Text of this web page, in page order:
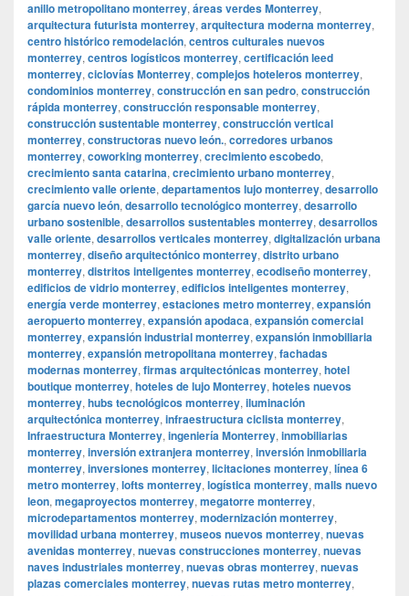
anillo metropolitano monterrey, áreas verdes Monterrey,
arquitectura futurista monterrey, arquitectura moderna monterrey,
centro histórico remodelación, centros culturales nuevos
monterrey, centros logísticos monterrey, certificación leed
monterrey, ciclovías Monterrey, complejos hoteleros monterrey,
condominios monterrey, construcción en san pedro, construcción
rápida monterrey, construcción responsable monterrey,
construcción sustentable monterrey, construcción vertical
monterrey, constructoras nuevo león., corredores urbanos
monterrey, coworking monterrey, crecimiento escobedo,
crecimiento santa catarina, crecimiento urbano monterrey,
crecimiento valle oriente, departamentos lujo monterrey, desarrollo
garcía nuevo león, desarrollo tecnológico monterrey, desarrollo
urbano sostenible, desarrollos sustentables monterrey, desarrollos
valle oriente, desarrollos verticales monterrey, digitalización urbana
monterrey, diseño arquitectónico monterrey, distrito urbano
monterrey, distritos inteligentes monterrey, ecodiseño monterrey,
edificios de vidrio monterrey, edificios inteligentes monterrey,
energía verde monterrey, estaciones metro monterrey, expansión
aeropuerto monterrey, expansión apodaca, expansión comercial
monterrey, expansión industrial monterrey, expansión inmobiliaria
monterrey, expansión metropolitana monterrey, fachadas
modernas monterrey, firmas arquitectónicas monterrey, hotel
boutique monterrey, hoteles de lujo Monterrey, hoteles nuevos
monterrey, hubs tecnológicos monterrey, iluminación
arquitectónica monterrey, infraestructura ciclista monterrey,
Infraestructura Monterrey, ingeniería Monterrey, inmobiliarias
monterrey, inversión extranjera monterrey, inversión inmobiliaria
monterrey, inversiones monterrey, licitaciones monterrey, línea 6
metro monterrey, lofts monterrey, logística monterrey, malls nuevo
leon, megaproyectos monterrey, megatorre monterrey,
microdepartamentos monterrey, modernización monterrey,
movilidad urbana monterrey, museos nuevos monterrey, nuevas
avenidas monterrey, nuevas construcciones monterrey, nuevas
naves industriales monterrey, nuevas obras monterrey, nuevas
plazas comerciales monterrey, nuevas rutas metro monterrey,